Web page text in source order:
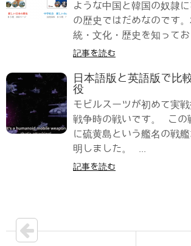
ような中国と韓国の奴隷
の歴史ではだめなのです
統・文化・歴史を知ってお
記事を読む
日本語版と英語版で比
役
モビルスーツが初めて実
戦争時の戦いです。 この
に硫黄島という艦名の戦
明しました。 ...
記事を読む